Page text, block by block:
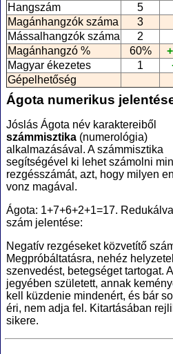
Hangszám
5
Magánhangzók száma
3
Mássalhangzók száma
2
Magánhangzó %
60%
Magyar ékezetes
1
Gépelhetőség
Ágota numerikus
Jóslás Ágota név karaktereiből
számmisztika (numerológia)
alkalmazásával. A számmisztika
segítségével ki lehet számolni
rezgésszámát, azt, hogy milyen
vonz magával.
Ágota: 1+7+6+2+1=17.
szám jelentése:
Negatív rezgéseket közvetítő
Megpróbáltatásra, nehéz
szenvedést, betegséget tartogat.
jegyében született, annak
kell küzdenie mindenért, és bár
éri, nem adja fel. Kitartásában
sikere.